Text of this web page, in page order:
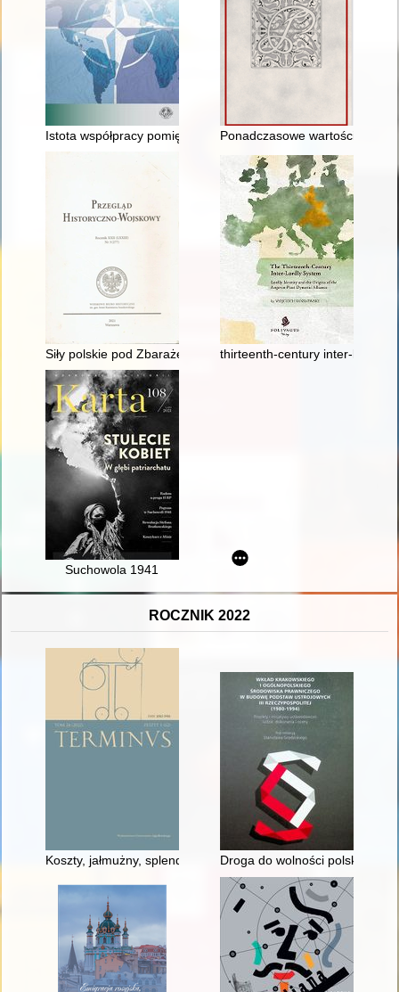
Istota współpracy pomiędzy Unią Europejską i Sojuszem
Ponadczasowe wartości
Siły polskie pod Zbarażem 10 lipca 1649 rokuthirteenth-century inter-lordly
Suchowola 1941
ROCZNIK 2022
Koszty, jałmużny, splendor urodzenia : toposy i argumenty
Droga do wolności polskiego